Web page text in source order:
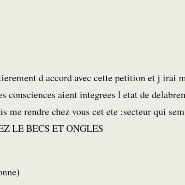
d accord avec cette petition et j
consciences aient integrees l etat de
me rendre chez vous cet ete :secteur qui
LE BECS ET ONGLES